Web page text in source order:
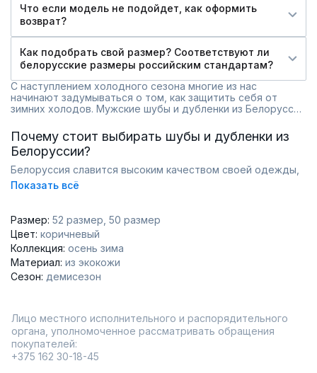
Что если модель не подойдет, как оформить
возврат?
Как подобрать свой размер? Соответствуют ли
белорусские размеры российским стандартам?
С наступлением холодного сезона многие из нас
начинают задумываться о том, как защитить себя от
зимних холодов. Мужские шубы и дубленки из Белоруссии
от непогоды. В этой статье мы расскажем, на что
обратить внимание при покупке, и как выбрать идеальную
модель.
Почему стоит выбирать шубы и дубленки из
Белоруссии?
Белоруссия славится высоким качеством своей одежды,
и шубы с дубленками не исключение. Производители
используют натуральные и искусственные материалы,
долговечность. Многие модели имеют стильный дизайн,
который подходит как для повседневной носки, так и для
более формальных мероприятий.
1. Разнообразие моделей
На рынке представлено множество моделей шуб и
дубленок:
Шубы из искусственного меха: Более доступные по цене
и легкие в уходе, они также прекрасно защищают от
холода.
Дубленки: Универсальный вариант, который сочетает
Показать всё
Размер: 52 размер 50 размер
Цвет: коричневый
Коллекция: осень зима
Материал: из экокожи
Сезон: демисезон
Лицо местного исполнительного и распорядительного
органа, уполномоченное рассматривать обращения
покупателей:
+375 162 30-18-45